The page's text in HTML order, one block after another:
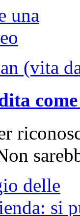
(vita